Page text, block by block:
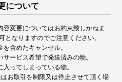
について
容変更についてはお約束致しかねま
となりますのでご注意ください。
含めたキャンセル。
ービス希望で発送済みの物。
ってしまっている物。
お取引を制限又は停止させて頂く場